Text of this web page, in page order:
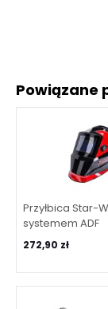
Powiązane
Przyłbica Star-
systemem ADF
272,90 zł